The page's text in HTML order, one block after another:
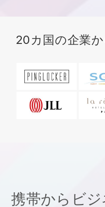
20カ国の企業
携帯からビ